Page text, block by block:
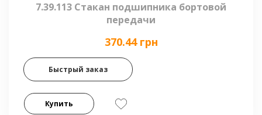
7.39.113 Стакан подшипника бортовой
передачи
370.44 грн
Быстрый заказ
Купить